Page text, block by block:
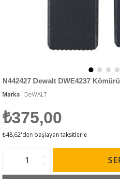
N442427 Dewalt DWE4237 Kömürü
Marka : DeWALT
₺375,00
₺48,62'den başlayan taksitlerle